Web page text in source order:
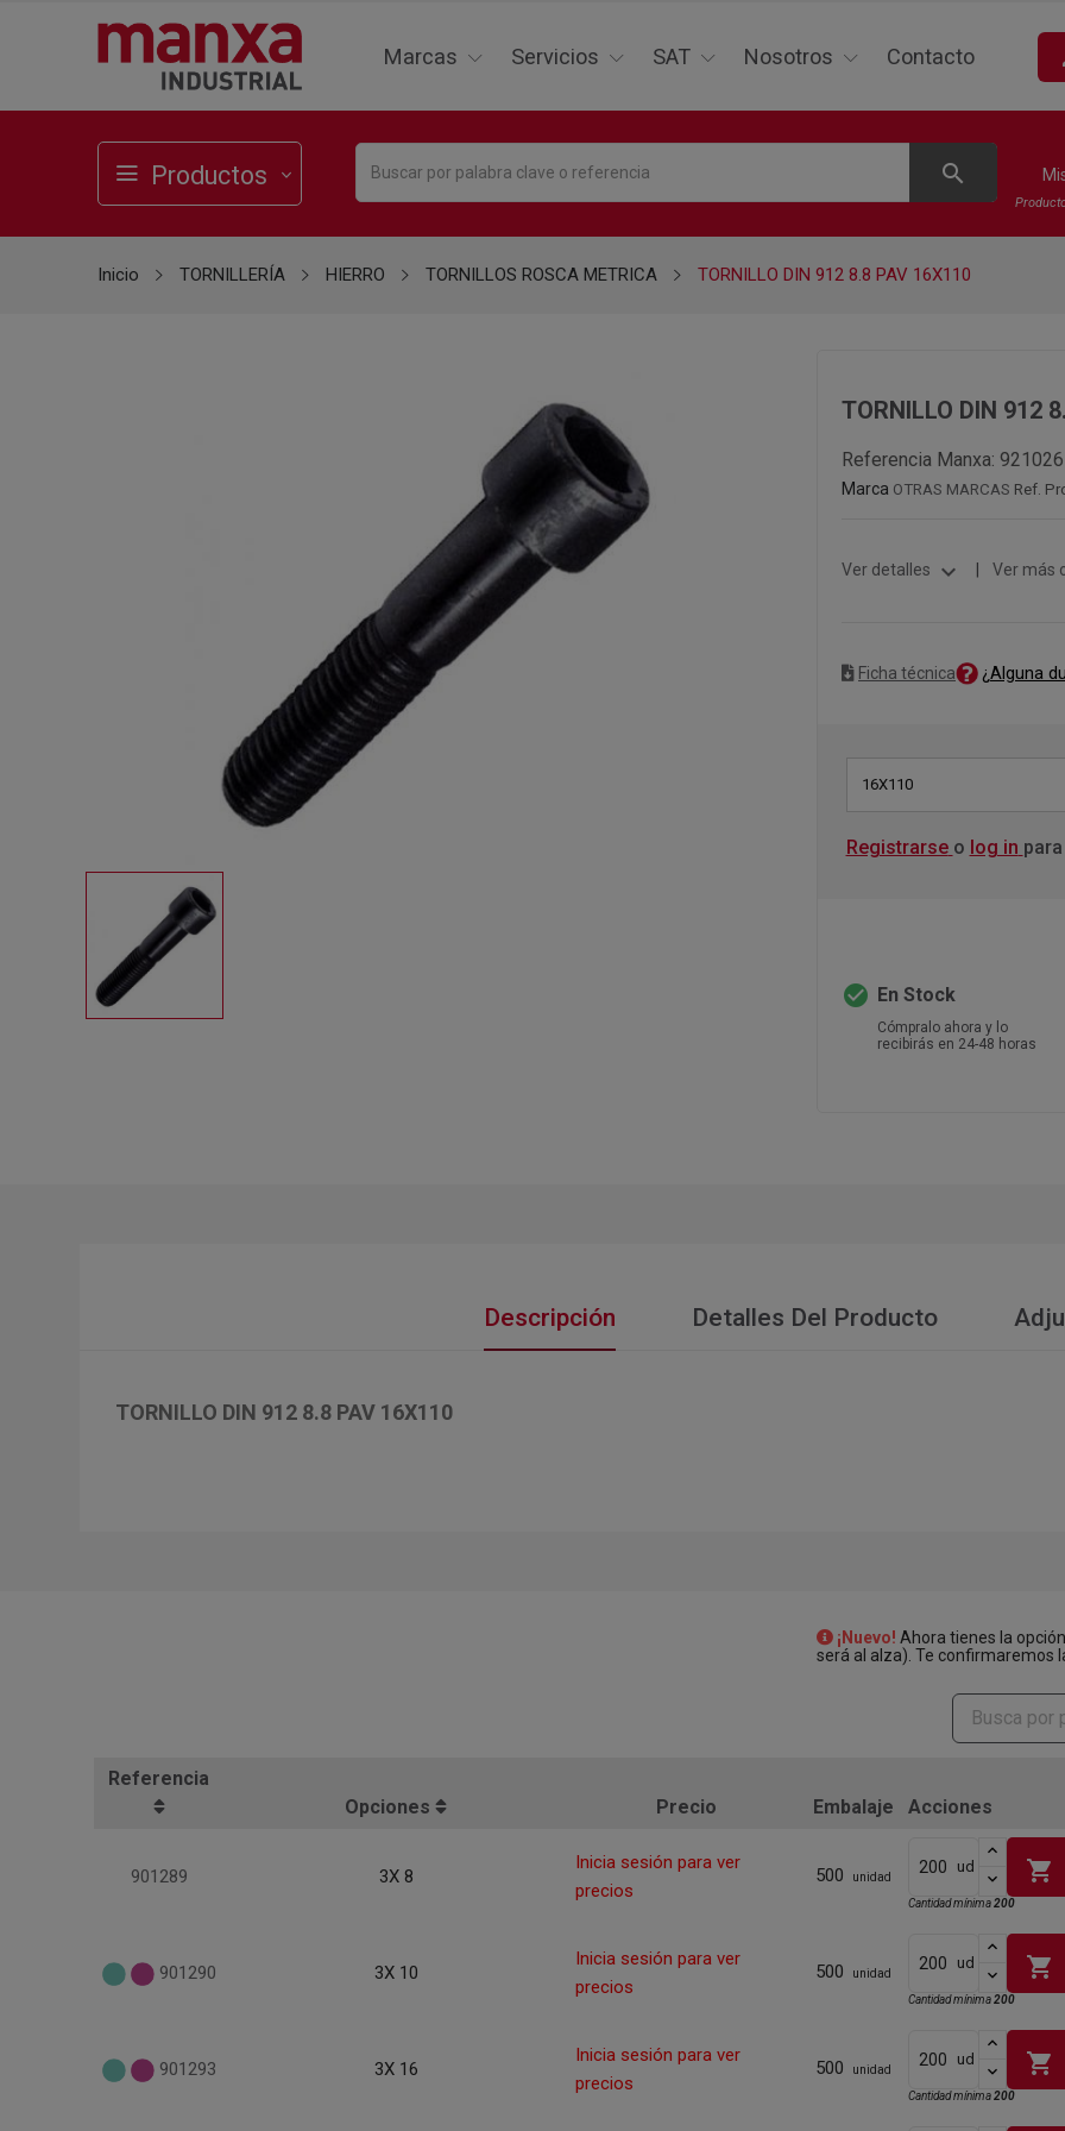
Marcas Servicios SAT Nosotros Contacto
Productos search
Inicio TORNILLERÍA HIERRO TORNILLOS ROSCA METRICA TORNILLO DIN 912 8.8 PAV 16X110
TORNILLO DIN 912
Referencia Manxa: 921026
Marca OTRAS MARCAS Ref.
Ver detalles expand_more Ver más
Ficha técnica ¿Alguna
16X110
Registrarse o log in
check_circle En Stock
Cómpralo ahora y lo
recibirás en 24-48 horas
Descripción Detalles Del Producto
TORNILLO DIN 912 8.8 PAV 16X110
¡Nuevo! Ahora tienes la
será al alza). Te confirmaremos
Referencia
Opciones
Precio Embalaje Acciones
901289 3X 8
Inicia sesión para ver
precios
500 unidad
ud shopping_cart
Cantidad mínima200
901290 3X 10
Inicia sesión para ver
precios
500 unidad
ud shopping_cart
Cantidad mínima200
901293 3X 16
Inicia sesión para ver
precios
500 unidad
ud shopping_cart
Cantidad mínima200